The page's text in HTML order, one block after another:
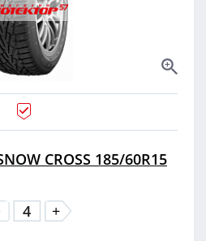
CROSS 185/60R15
+